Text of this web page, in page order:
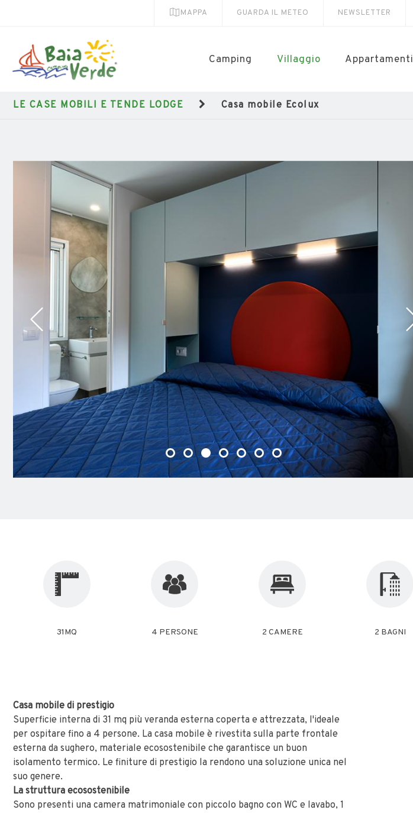
MAPPA GUARDA IL METEO NEWSLETTER
Camping Villaggio Appartamenti
LE CASE MOBILI E TENDE LODGE Casa mobile Ecolux
31MQ 4 PERSONE 2 CAMERE 2 BAGNI
Casa mobile di prestigio
Superficie interna di 31 mq più veranda esterna coperta e attrezzata, l'ideale
per ospitare fino a 4 persone. La casa mobile è rivestita sulla parte frontale
esterna da sughero, materiale ecosostenibile che garantisce un buon
isolamento termico. Le finiture di prestigio la rendono una soluzione unica nel
suo genere.
La struttura ecosostenibile
Sono presenti una camera matrimoniale con piccolo bagno con WC e lavabo, 1